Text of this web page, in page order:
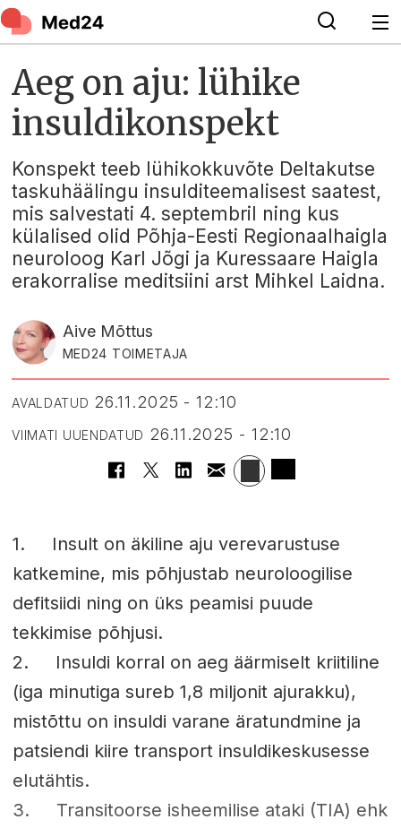
Aeg on aju: lühike
insuldikonspekt
Konspekt teeb lühikokkuvõte Deltakutse
taskuhäälingu insulditeemalisest saatest,
mis salvestati 4. septembril ning kus
külalised olid Põhja-Eesti Regionaalhaigla
neuroloog Karl Jõgi ja Kuressaare Haigla
erakorralise meditsiini arst Mihkel Laidna.
Aive Mõttus
MED24 TOIMETAJA
AVALDATUD 26.11.2025 - 12:10
VIIMATI UUENDATUD 26.11.2025 - 12:10
1. Insult on äkiline aju verevarustuse
katkemine, mis põhjustab neuroloogilise
defitsiidi ning on üks peamisi puude
tekkimise põhjusi.
2. Insuldi korral on aeg äärmiselt kriitiline
(iga minutiga sureb 1,8 miljonit ajurakku),
mistõttu on insuldi varane äratundmine ja
patsiendi kiire transport insuldikeskusesse
elutähtis.
3. Transitoorse isheemilise ataki (TIA) ehk